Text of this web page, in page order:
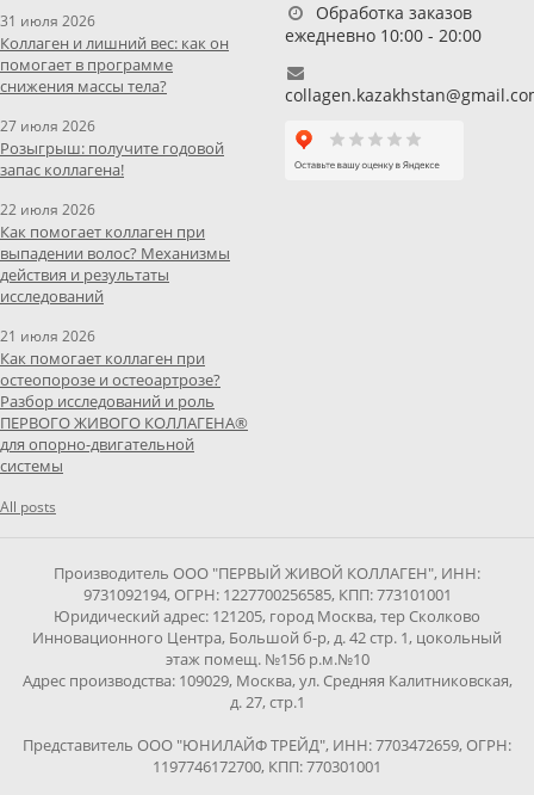
31 июля 2026
Коллаген и лишний вес: как он
помогает в программе
снижения массы тела?
27 июля 2026
Розыгрыш: получите годовой
запас коллагена!
22 июля 2026
Как помогает коллаген при
выпадении волос? Механизмы
действия и результаты
исследований
21 июля 2026
Как помогает коллаген при
остеопорозе и остеоартрозе?
Разбор исследований и роль
ПЕРВОГО ЖИВОГО КОЛЛАГЕНА®
для опорно-двигательной
системы
All posts
Обработка заказов
ежедневно 10:00 - 20:00
Производитель ООО "ПЕРВЫЙ ЖИВОЙ КОЛЛАГЕН", ИНН:
9731092194, ОГРН: 1227700256585, КПП: 773101001
Юридический адрес: 121205, город Москва, тер Сколково
Инновационного Центра, Большой б-р, д. 42 стр. 1, цокольный
этаж помещ. №156 р.м.№10
Адрес производства: 109029, Москва, ул. Средняя Калитниковская,
д. 27, стр.1
Представитель ООО "ЮНИЛАЙФ ТРЕЙД", ИНН: 7703472659, ОГРН:
1197746172700, КПП: 770301001